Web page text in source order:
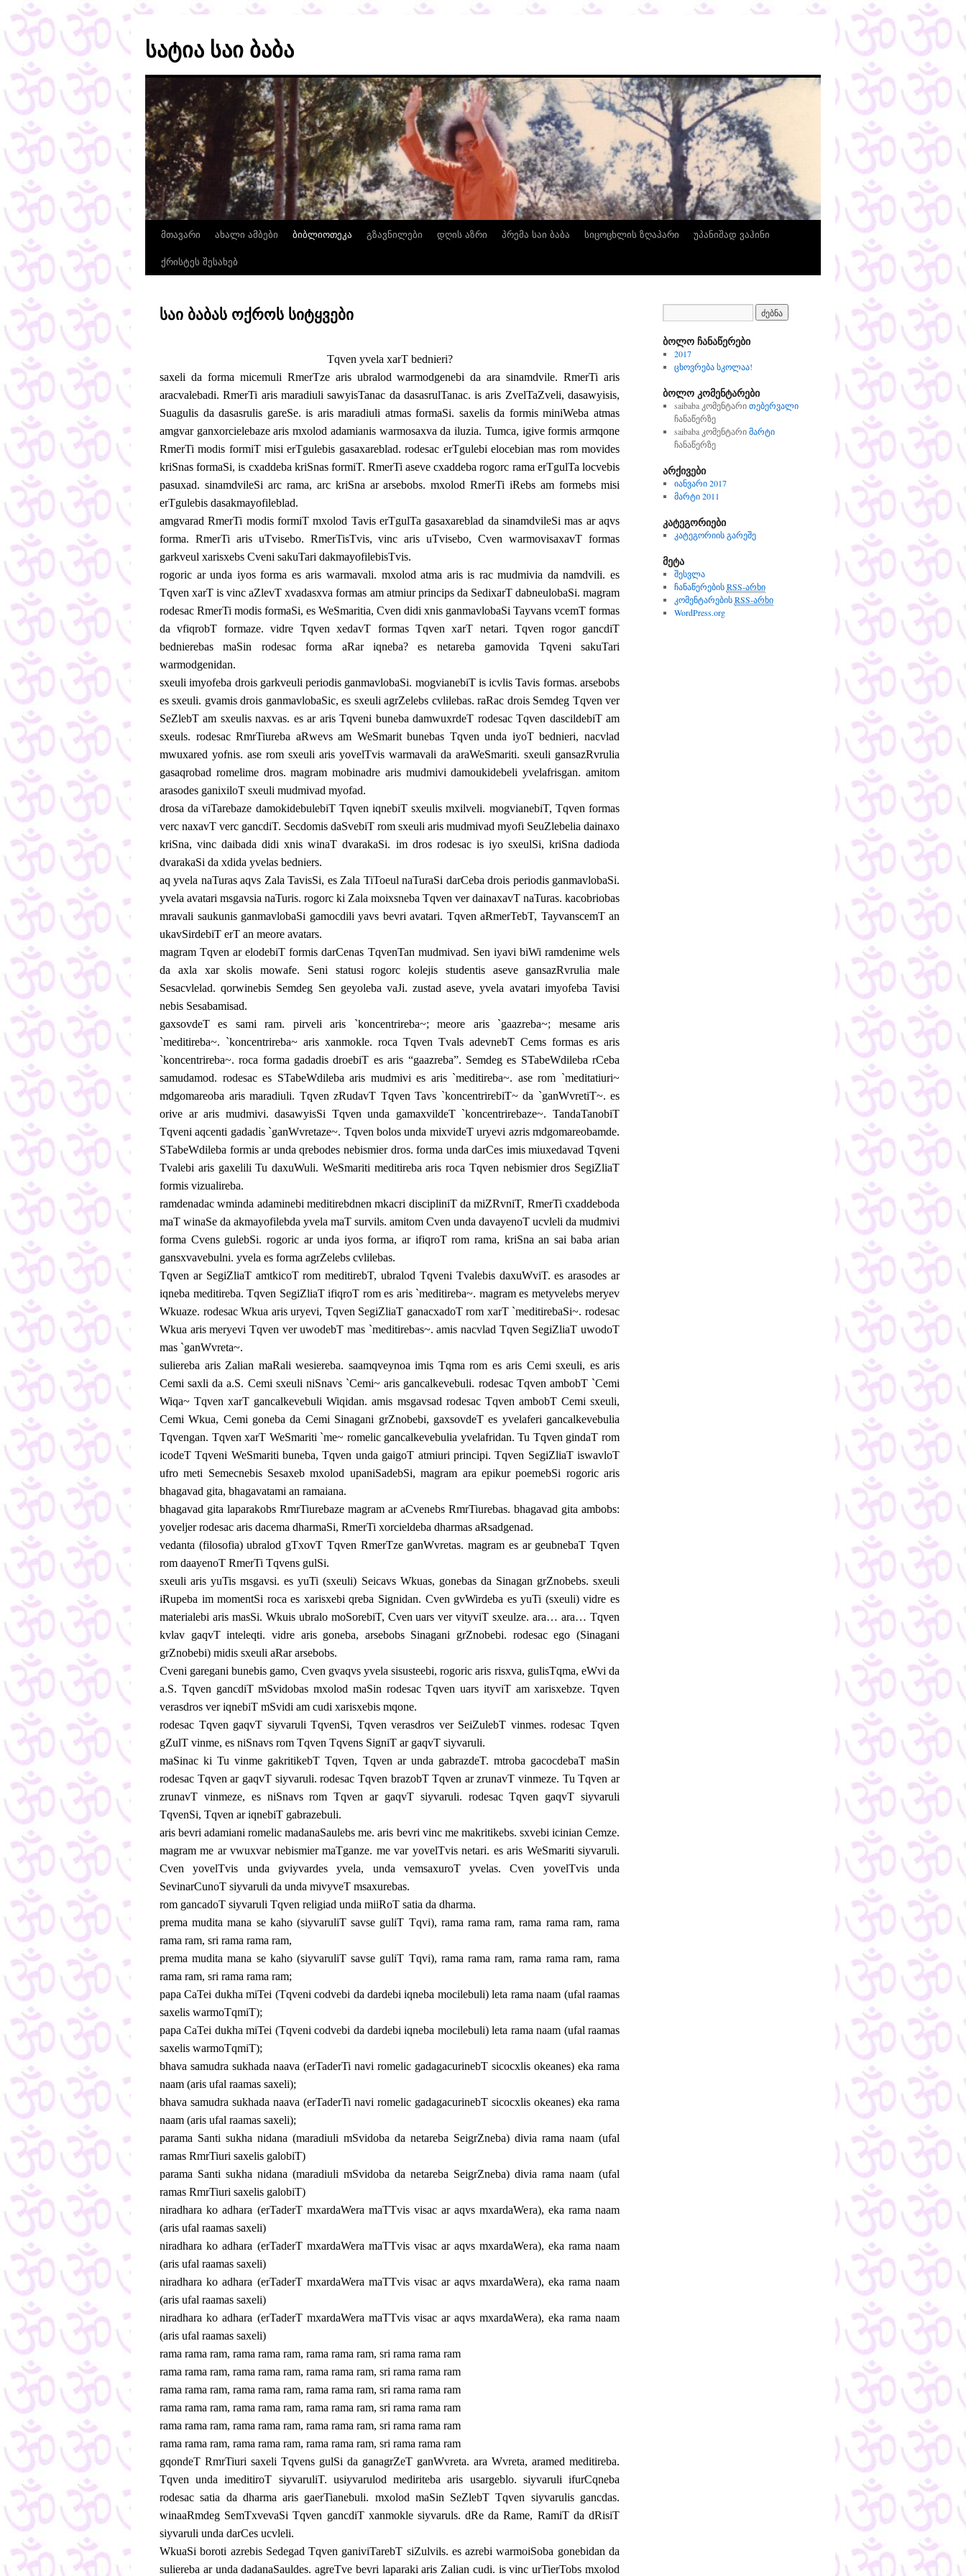
სატია საი ბაბა
მთავარი ახალი ამბები ბიბლიოთეკა გზავნილები დღის აზრი პრემა საი ბაბა სიცოცხლის ზღაპარი
უპანიშად ვაჰინი
ქრისტეს შესახებ
საი ბაბას ოქროს სიტყვები
Tqven yvela xarT bednieri?
saxeli da forma micemuli RmerTze aris ubralod warmodgenebi da ara sinamdvile. RmerTi aris
aracvalebadi. RmerTi aris maradiuli sawyisTanac da dasasrulTanac. is aris ZvelTaZveli, dasawyisis,
Suagulis da dasasrulis gareSe. is aris maradiuli atmas formaSi. saxelis da formis miniWeba atmas
amgvar ganxorcielebaze aris mxolod adamianis warmosaxva da iluzia. Tumca, igive formis armqone
RmerTi modis formiT misi erTgulebis gasaxareblad. rodesac erTgulebi elocebian mas rom movides
kriSnas formaSi, is cxaddeba kriSnas formiT. RmerTi aseve cxaddeba rogorc rama erTgulTa locvebis
pasuxad. sinamdvileSi arc rama, arc kriSna ar arsebobs. mxolod RmerTi iRebs am formebs misi
erTgulebis dasakmayofileblad.
amgvarad RmerTi modis formiT mxolod Tavis erTgulTa gasaxareblad da sinamdvileSi mas ar aqvs
forma. RmerTi aris uTvisebo. RmerTisTvis, vinc aris uTvisebo, Cven warmovisaxavT formas
garkveul xarisxebs Cveni sakuTari dakmayofilebisTvis.
rogoric ar unda iyos forma es aris warmavali. mxolod atma aris is rac mudmivia da namdvili. es
Tqven xarT is vinc aZlevT xvadasxva formas am atmiur princips da SedixarT dabneulobaSi. magram
rodesac RmerTi modis formaSi, es WeSmaritia, Cven didi xnis ganmavlobaSi Tayvans vcemT formas
da vfiqrobT formaze. vidre Tqven xedavT formas Tqven xarT netari. Tqven rogor gancdiT
bednierebas maSin rodesac forma aRar iqneba? es netareba gamovida Tqveni sakuTari
warmodgenidan.
sxeuli imyofeba drois garkveuli periodis ganmavlobaSi. mogvianebiT is icvlis Tavis formas. arsebobs
es sxeuli. gvamis drois ganmavlobaSic, es sxeuli agrZelebs cvlilebas. raRac drois Semdeg Tqven ver
SeZlebT am sxeulis naxvas. es ar aris Tqveni buneba damwuxrdeT rodesac Tqven dascildebiT am
sxeuls. rodesac RmrTiureba aRwevs am WeSmarit bunebas Tqven unda iyoT bednieri, nacvlad
mwuxared yofnis. ase rom sxeuli aris yovelTvis warmavali da araWeSmariti. sxeuli gansazRvrulia
gasaqrobad romelime dros. magram mobinadre aris mudmivi damoukidebeli yvelafrisgan. amitom
arasodes ganixiloT sxeuli mudmivad myofad.
drosa da viTarebaze damokidebulebiT Tqven iqnebiT sxeulis mxilveli. mogvianebiT, Tqven formas
verc naxavT verc gancdiT. Secdomis daSvebiT rom sxeuli aris mudmivad myofi SeuZlebelia dainaxo
kriSna, vinc daibada didi xnis winaT dvarakaSi. im dros rodesac is iyo sxeulSi, kriSna dadioda
dvarakaSi da xdida yvelas bedniers.
aq yvela naTuras aqvs Zala TavisSi, es Zala TiToeul naTuraSi darCeba drois periodis ganmavlobaSi.
yvela avatari msgavsia naTuris. rogorc ki Zala moixsneba Tqven ver dainaxavT naTuras. kacobriobas
mravali saukunis ganmavlobaSi gamocdili yavs bevri avatari. Tqven aRmerTebT, TayvanscemT an
ukavSirdebiT erT an meore avatars.
magram Tqven ar elodebiT formis darCenas TqvenTan mudmivad. Sen iyavi biWi ramdenime wels
da axla xar skolis mowafe. Seni statusi rogorc kolejis studentis aseve gansazRvrulia male
Sesacvlelad. qorwinebis Semdeg Sen geyoleba vaJi. zustad aseve, yvela avatari imyofeba Tavisi
nebis Sesabamisad.
gaxsovdeT es sami ram. pirveli aris `koncentrireba~; meore aris `gaazreba~; mesame aris
`meditireba~. `koncentrireba~ aris xanmokle. roca Tqven Tvals adevnebT Cems formas es aris
`koncentrireba~. roca forma gadadis droebiT es aris “gaazreba”. Semdeg es STabeWdileba rCeba
samudamod. rodesac es STabeWdileba aris mudmivi es aris `meditireba~. ase rom `meditatiuri~
mdgomareoba aris maradiuli. Tqven zRudavT Tqven Tavs `koncentrirebiT~ da `ganWvretiT~. es
orive ar aris mudmivi. dasawyisSi Tqven unda gamaxvildeT `koncentrirebaze~. TandaTanobiT
Tqveni aqcenti gadadis `ganWvretaze~. Tqven bolos unda mixvideT uryevi azris mdgomareobamde.
STabeWdileba formis ar unda qrebodes nebismier dros. forma unda darCes imis miuxedavad Tqveni
Tvalebi aris gaxelili Tu daxuWuli. WeSmariti meditireba aris roca Tqven nebismier dros SegiZliaT
formis vizualireba.
ramdenadac wminda adaminebi meditirebdnen mkacri discipliniT da miZRvniT, RmerTi cxaddeboda
maT winaSe da akmayofilebda yvela maT survils. amitom Cven unda davayenoT ucvleli da mudmivi
forma Cvens gulebSi. rogoric ar unda iyos forma, ar ifiqroT rom rama, kriSna an sai baba arian
gansxvavebulni. yvela es forma agrZelebs cvlilebas.
Tqven ar SegiZliaT amtkicoT rom meditirebT, ubralod Tqveni Tvalebis daxuWviT. es arasodes ar
iqneba meditireba. Tqven SegiZliaT ifiqroT rom es aris `meditireba~. magram es metyvelebs meryev
Wkuaze. rodesac Wkua aris uryevi, Tqven SegiZliaT ganacxadoT rom xarT `meditirebaSi~. rodesac
Wkua aris meryevi Tqven ver uwodebT mas `meditirebas~. amis nacvlad Tqven SegiZliaT uwodoT
mas `ganWvreta~.
suliereba aris Zalian maRali wesiereba. saamqveynoa imis Tqma rom es aris Cemi sxeuli, es aris
Cemi saxli da a.S. Cemi sxeuli niSnavs `Cemi~ aris gancalkevebuli. rodesac Tqven ambobT `Cemi
Wiqa~ Tqven xarT gancalkevebuli Wiqidan. amis msgavsad rodesac Tqven ambobT Cemi sxeuli,
Cemi Wkua, Cemi goneba da Cemi Sinagani grZnobebi, gaxsovdeT es yvelaferi gancalkevebulia
Tqvengan. Tqven xarT WeSmariti `me~ romelic gancalkevebulia yvelafridan. Tu Tqven gindaT rom
icodeT Tqveni WeSmariti buneba, Tqven unda gaigoT atmiuri principi. Tqven SegiZliaT iswavloT
ufro meti Semecnebis Sesaxeb mxolod upaniSadebSi, magram ara epikur poemebSi rogoric aris
bhagavad gita, bhagavatami an ramaiana.
bhagavad gita laparakobs RmrTiurebaze magram ar aCvenebs RmrTiurebas. bhagavad gita ambobs:
yoveljer rodesac aris dacema dharmaSi, RmerTi xorcieldeba dharmas aRsadgenad.
vedanta (filosofia) ubralod gTxovT Tqven RmerTze ganWvretas. magram es ar geubnebaT Tqven
rom daayenoT RmerTi Tqvens gulSi.
sxeuli aris yuTis msgavsi. es yuTi (sxeuli) Seicavs Wkuas, gonebas da Sinagan grZnobebs. sxeuli
iRupeba im momentSi roca es xarisxebi qreba Signidan. Cven gvWirdeba es yuTi (sxeuli) vidre es
materialebi aris masSi. Wkuis ubralo moSorebiT, Cven uars ver vityviT sxeulze. ara… ara… Tqven
kvlav gaqvT inteleqti. vidre aris goneba, arsebobs Sinagani grZnobebi. rodesac ego (Sinagani
grZnobebi) midis sxeuli aRar arsebobs.
Cveni garegani bunebis gamo, Cven gvaqvs yvela sisusteebi, rogoric aris risxva, gulisTqma, eWvi da
a.S. Tqven gancdiT mSvidobas mxolod maSin rodesac Tqven uars ityviT am xarisxebze. Tqven
verasdros ver iqnebiT mSvidi am cudi xarisxebis mqone.
rodesac Tqven gaqvT siyvaruli TqvenSi, Tqven verasdros ver SeiZulebT vinmes. rodesac Tqven
gZulT vinme, es niSnavs rom Tqven Tqvens SigniT ar gaqvT siyvaruli.
maSinac ki Tu vinme gakritikebT Tqven, Tqven ar unda gabrazdeT. mtroba gacocdebaT maSin
rodesac Tqven ar gaqvT siyvaruli. rodesac Tqven brazobT Tqven ar zrunavT vinmeze. Tu Tqven ar
zrunavT vinmeze, es niSnavs rom Tqven ar gaqvT siyvaruli. rodesac Tqven gaqvT siyvaruli
TqvenSi, Tqven ar iqnebiT gabrazebuli.
aris bevri adamiani romelic madanaSaulebs me. aris bevri vinc me makritikebs. sxvebi icinian Cemze.
magram me ar vwuxvar nebismier maTganze. me var yovelTvis netari. es aris WeSmariti siyvaruli.
Cven yovelTvis unda gviyvardes yvela, unda vemsaxuroT yvelas. Cven yovelTvis unda
SevinarCunoT siyvaruli da unda mivyveT msaxurebas.
rom gancadoT siyvaruli Tqven religiad unda miiRoT satia da dharma.
prema mudita mana se kaho (siyvaruliT savse guliT Tqvi), rama rama ram, rama rama ram, rama
rama ram, sri rama rama ram,
prema mudita mana se kaho (siyvaruliT savse guliT Tqvi), rama rama ram, rama rama ram, rama
rama ram, sri rama rama ram;
papa CaTei dukha miTei (Tqveni codvebi da dardebi iqneba mocilebuli) leta rama naam (ufal raamas
saxelis warmoTqmiT);
papa CaTei dukha miTei (Tqveni codvebi da dardebi iqneba mocilebuli) leta rama naam (ufal raamas
saxelis warmoTqmiT);
bhava samudra sukhada naava (erTaderTi navi romelic gadagacurinebT sicocxlis okeanes) eka rama
naam (aris ufal raamas saxeli);
bhava samudra sukhada naava (erTaderTi navi romelic gadagacurinebT sicocxlis okeanes) eka rama
naam (aris ufal raamas saxeli);
parama Santi sukha nidana (maradiuli mSvidoba da netareba SeigrZneba) divia rama naam (ufal
ramas RmrTiuri saxelis galobiT)
parama Santi sukha nidana (maradiuli mSvidoba da netareba SeigrZneba) divia rama naam (ufal
ramas RmrTiuri saxelis galobiT)
niradhara ko adhara (erTaderT mxardaWera maTTvis visac ar aqvs mxardaWera), eka rama naam
(aris ufal raamas saxeli)
niradhara ko adhara (erTaderT mxardaWera maTTvis visac ar aqvs mxardaWera), eka rama naam
(aris ufal raamas saxeli)
niradhara ko adhara (erTaderT mxardaWera maTTvis visac ar aqvs mxardaWera), eka rama naam
(aris ufal raamas saxeli)
niradhara ko adhara (erTaderT mxardaWera maTTvis visac ar aqvs mxardaWera), eka rama naam
(aris ufal raamas saxeli)
rama rama ram, rama rama ram, rama rama ram, sri rama rama ram
rama rama ram, rama rama ram, rama rama ram, sri rama rama ram
rama rama ram, rama rama ram, rama rama ram, sri rama rama ram
rama rama ram, rama rama ram, rama rama ram, sri rama rama ram
rama rama ram, rama rama ram, rama rama ram, sri rama rama ram
rama rama ram, rama rama ram, rama rama ram, sri rama rama ram
gqondeT RmrTiuri saxeli Tqvens gulSi da ganagrZeT ganWvreta. ara Wvreta, aramed meditireba.
Tqven unda imeditiroT siyvaruliT. usiyvarulod mediriteba aris usargeblo. siyvaruli ifurCqneba
rodesac satia da dharma aris gaerTianebuli. mxolod maSin SeZlebT Tqven siyvarulis gancdas.
winaaRmdeg SemTxvevaSi Tqven gancdiT xanmokle siyvaruls. dRe da Rame, RamiT da dRisiT
siyvaruli unda darCes ucvleli.
WkuaSi boroti azrebis Sedegad Tqven ganiviTarebT siZulvils. es azrebi warmoiSoba gonebidan da
suliereba ar unda dadanaSauldes. agreTve bevri laparaki aris Zalian cudi. is vinc urTierTobs mxolod
ბოლო ჩანაწერები
2017
ცხოვრება სკოლაა!
ბოლო კომენტარები
saibabaკომენტარითებერვალი
ჩანაწერზე
saibabaკომენტარიმარტი
ჩანაწერზე
არქივები
იანვარი 2017
მარტი 2011
კატეგორიები
კატეგორიის გარეშე
მეტა
შესვლა
ჩანაწერებისRSS-არხი
კომენტარებისRSS-არხი
WordPress.org